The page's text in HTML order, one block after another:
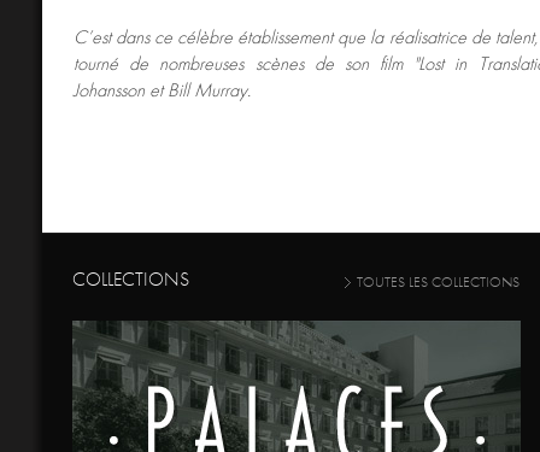
C’est dans ce célèbre établissement que la réalisatrice de
tourné de nombreuses scènes de son film "Lost in
Johansson et Bill Murray.
COLLECTIONS TOUTES LES COLLECTIONS